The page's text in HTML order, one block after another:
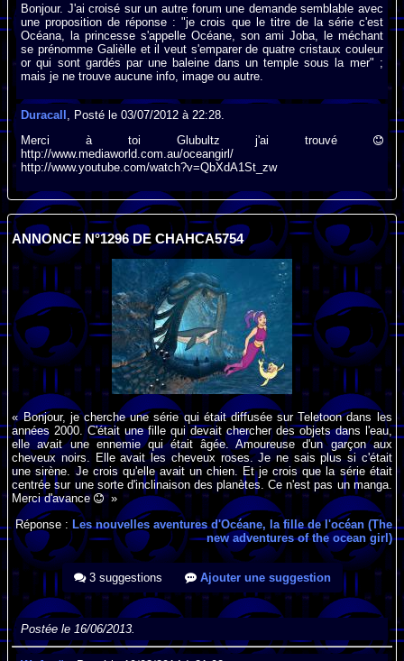
Bonjour. J'ai croisé sur un autre forum une demande semblable avec
une proposition de réponse : "je crois que le titre de la série c'est
Océana, la princesse s'appelle Océane, son ami Joba, le méchant
se prénomme Galièlle et il veut s'emparer de quatre cristaux couleur
or qui sont gardés par une baleine dans un temple sous la mer" ;
mais je ne trouve aucune info, image ou autre.
Duracall
, Posté le 03/07/2012 à 22:28.
Merci à toi Glubultz j'ai trouvé
http://www.mediaworld.com.au/oceangirl/
http://www.youtube.com/watch?v=QbXdA1St_zw
ANNONCE N°1296 DE CHAHCA5754
« Bonjour, je cherche une série qui était diffusée sur Teletoon dans les
années 2000. C'était une fille qui devait chercher des objets dans l'eau,
elle avait une ennemie qui était âgée. Amoureuse d'un garçon aux
cheveux noirs. Elle avait les cheveux roses. Je ne sais plus si c'était
une sirène. Je crois qu'elle avait un chien. Et je crois que la série était
centrée sur une sorte d'inclinaison des planètes. Ce n'est pas un manga.
Merci d'avance
»
Réponse : Les nouvelles aventures d'Océane, la fille de l'océan (The
new adventures of the ocean girl)
3 suggestions Ajouter une suggestion
Postée le 16/06/2013.